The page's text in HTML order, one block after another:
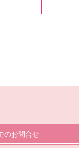
のお問合せ